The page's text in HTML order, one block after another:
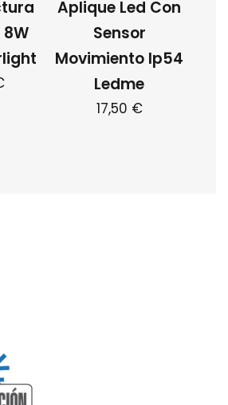
8W
Aplique Led Con
Sensor
Movimiento Ip54
Ledme
17,50 €